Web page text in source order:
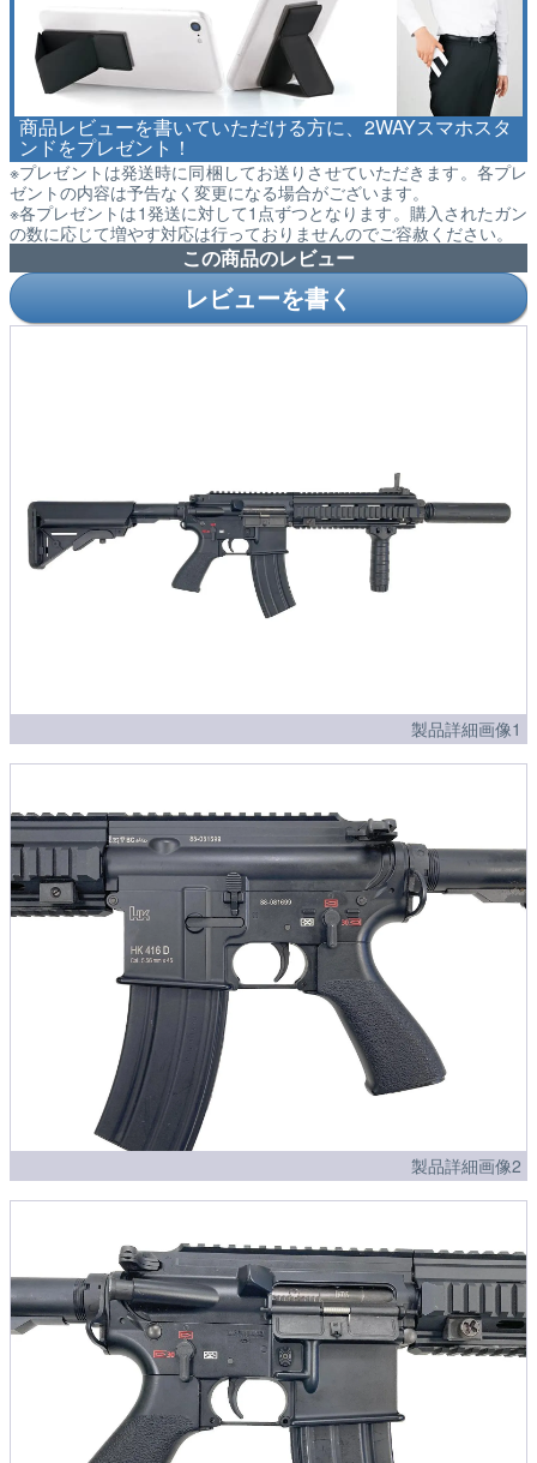
商品レビューを書いていただける方に、2WAYスマホスタ
ンドをプレゼント！
※プレゼントは発送時に同梱してお送りさせていただきます。各プレ
ゼントの内容は予告なく変更になる場合がございます。
※各プレゼントは1発送に対して1点ずつとなります。購入されたガン
の数に応じて増やす対応は行っておりませんのでご容赦ください。
この商品のレビュー
レビューを書く
製品詳細画像1
製品詳細画像2